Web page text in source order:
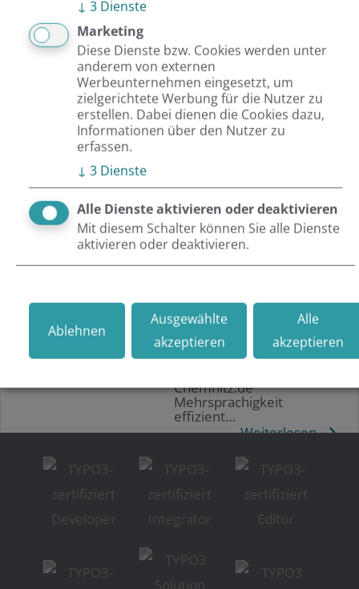
macht
Eine unübersichtliche
Suche kostet Nutzer Zeit –
und Nerven. Am Beispiel
von Chemnitz.de zeigen
wir,…
26.03.2026Von Caroline
Kindervater
Mehraufwand: KI-
in TYPO3 am Beispiel
Chemnitz.de
Automatisierte
Übersetzungen direkt im
Chemnitz.de
Mehrsprachigkeit
effizient…
Weiterlesen
↓ 3 Dienste
Marketing
Diese Dienste bzw. Cookies werden unter
anderem von externen
Werbeunternehmen eingesetzt, um
zielgerichtete Werbung für die Nutzer zu
erstellen. Dabei dienen die Cookies dazu,
Informationen über den Nutzer zu
erfassen.
↓ 3 Dienste
Alle Dienste aktivieren oder deaktivieren
Mit diesem Schalter können Sie alle Dienste
aktivieren oder deaktivieren.
Ablehnen
Ausgewählte
akzeptieren
Alle
akzeptieren